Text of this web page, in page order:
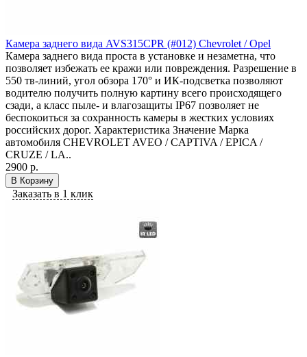
Камера заднего вида AVS315CPR (#012) Chevrolet / Opel
Камера заднего вида проста в установке и незаметна, что
позволяет избежать ее кражи или повреждения. Разрешение в
550 тв-линий, угол обзора 170° и ИК-подсветка позволяют
водителю получить полную картину всего происходящего
сзади, а класс пыле- и влагозащиты IP67 позволяет не
беспокоиться за сохранность камеры в жестких условиях
российских дорог. Характеристика Значение Марка
автомобиля CHEVROLET AVEO / CAPTIVA / EPICA /
CRUZE / LA..
2900 р.
В Корзину
Заказать в 1 клик